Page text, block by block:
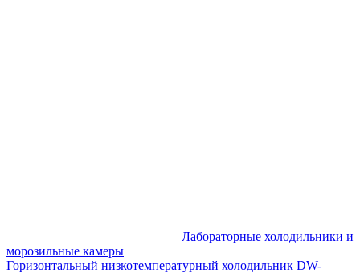
Лабораторные холодильники и
морозильные камеры
Горизонтальный низкотемпературный холодильник DW-